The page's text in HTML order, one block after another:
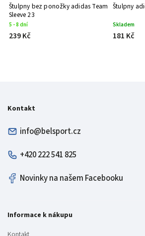
Štulpny bez ponožky adidas Team
Sleeve 23
5 - 8 dní
239 Kč
Štulpny
Skladem
181 Kč
Kontakt
info@belsport.cz
+420 222 541 825
Novinky na našem Facebooku
Informace k nákupu